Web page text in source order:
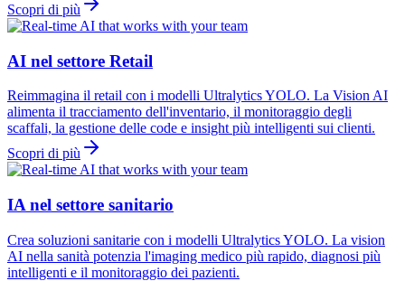
Scopri di più
AI nel settore Retail
Reimmagina il retail con i modelli Ultralytics YOLO. La Vision AI
alimenta il tracciamento dell'inventario, il monitoraggio degli
scaffali, la gestione delle code e insight più intelligenti sui clienti.
Scopri di più
IA nel settore sanitario
Crea soluzioni sanitarie con i modelli Ultralytics YOLO. La vision
AI nella sanità potenzia l'imaging medico più rapido, diagnosi più
intelligenti e il monitoraggio dei pazienti.